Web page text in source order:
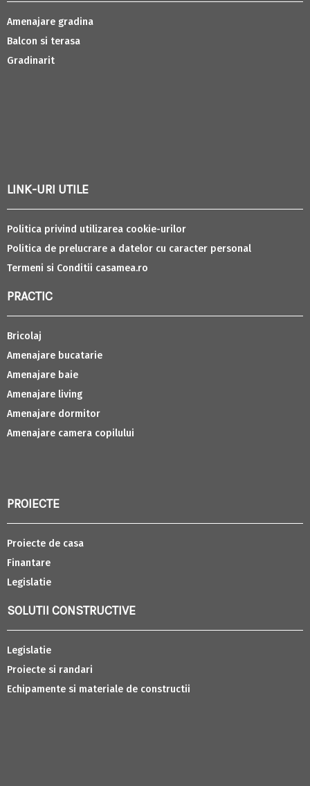
Amenajare gradina
Balcon si terasa
Gradinarit
LINK-URI UTILE
Politica privind utilizarea cookie-urilor
Politica de prelucrare a datelor cu caracter personal
Termeni si Conditii casamea.ro
PRACTIC
Bricolaj
Amenajare bucatarie
Amenajare baie
Amenajare living
Amenajare dormitor
Amenajare camera copilului
PROIECTE
Proiecte de casa
Finantare
Legislatie
SOLUTII CONSTRUCTIVE
Legislatie
Proiecte si randari
Echipamente si materiale de constructii